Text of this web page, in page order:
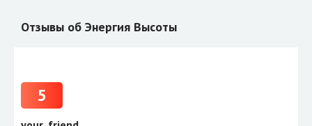
Отзывы об Энергия Высоты
5